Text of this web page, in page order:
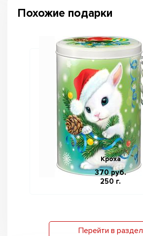
Похожие подарки
Кроха
370 руб.
250 г.
Перейти в раздел